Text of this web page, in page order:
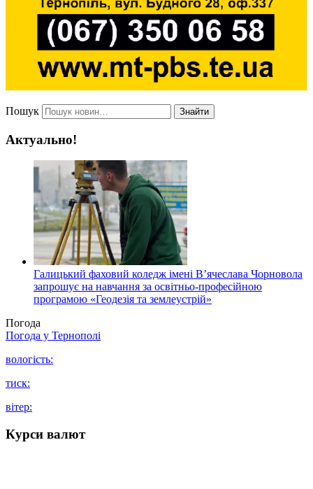
Пошук Знайти
Актуально!
Галицький фаховий коледж імені В’ячеслава Чорновола
запрошує на навчання за освітньо-професійною
програмою «Геодезія та землеустрій»
Погода
Погода у Тернополі
вологість:
тиск:
вітер:
Курси валют